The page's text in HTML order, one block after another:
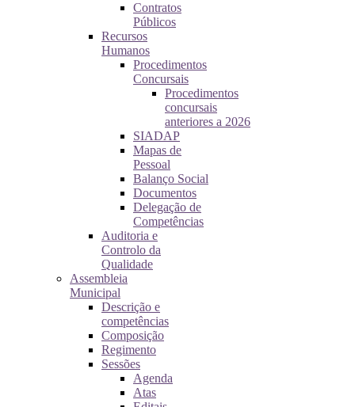
Contratos
Públicos
Recursos
Humanos
Procedimentos
Concursais
Procedimentos
concursais
anteriores a 2026
SIADAP
Mapas de
Pessoal
Balanço Social
Documentos
Delegação de
Competências
Auditoria e
Controlo da
Qualidade
Assembleia
Municipal
Descrição e
competências
Composição
Regimento
Sessões
Agenda
Atas